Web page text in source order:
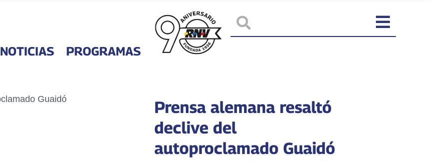
NOTICIAS PROGRAMAS
Prensa alemana resaltó
declive del
autoproclamado Guaidó